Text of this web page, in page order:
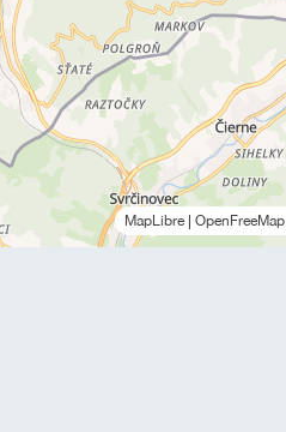
MapLibre OpenFreeMap